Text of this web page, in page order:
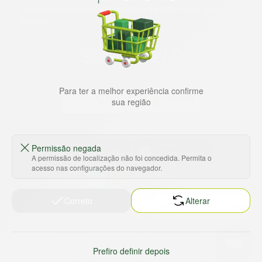
Grande São Paulo, litoral e interior de São Paulo. Vem ser
HORTUS COMERCIO DE ALIMENTOS S.A
CNPJ: 09.000.493/0002-15
Ajuda e Suporte
Política de privacidade
Para ter a melhor experiência confirme
sua região
Permissão negada
A permissão de localização não foi concedida. Permita o
acesso nas configurações do navegador.
Alterar
Prefiro definir depois